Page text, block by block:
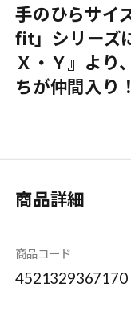
手のひらサイ
fit」シリーズ
Ｘ・Ｙ』より
ちが仲間入り！
商品詳細
商品コード
4521329367170